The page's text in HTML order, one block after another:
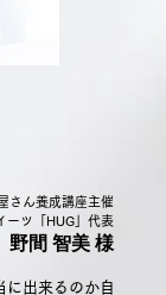
さん養成講座主催
ーツ「HUG」代表
野間 智美 様
に出来るのか自